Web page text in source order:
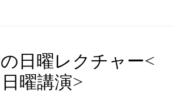
日曜レクチャー<
日曜講演>